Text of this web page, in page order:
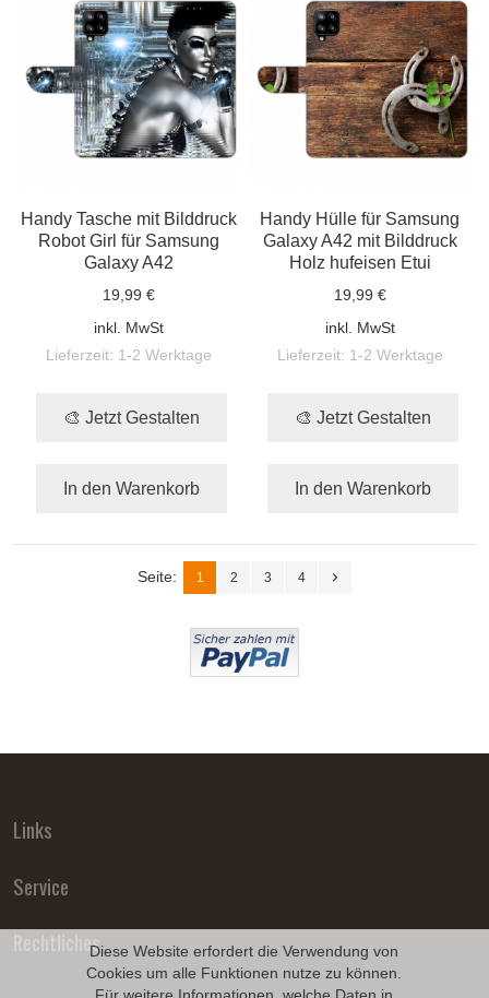
Diese Website erfordert die Verwendung von
Cookies um alle Funktionen nutze zu können.
Handy Tasche mit Bilddruck
Robot Girl für Samsung
Galaxy A42
19,99 €
inkl. MwSt
Lieferzeit: 1-2 Werktage
🎨 Jetzt Gestalten
In den Warenkorb
Handy Hülle für Samsung
Galaxy A42 mit Bilddruck
Holz hufeisen Etui
19,99 €
inkl. MwSt
Lieferzeit: 1-2 Werktage
🎨 Jetzt Gestalten
In den Warenkorb
Seite: 1 2 3 4
Links
Service
Rechtliches